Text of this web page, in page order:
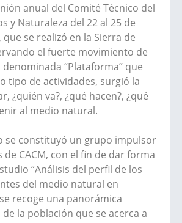
anual del Comité Técnico del
y Naturaleza del 22 al 25 de
que se realizó en la Sierra de
el fuerte movimiento de
“Plataforma” que
tipo de actividades, surgió la
¿quién va?, ¿qué hacen?, ¿qué
al medio natural.
se constituyó un grupo impulsor
CACM, con el fin de dar forma
“Análisis del perfil de los
del medio natural en
recoge una panorámica
la población que se acerca a